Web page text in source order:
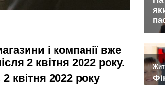
і компанії вже
2 квітня 2022 року.
квітня 2022 року